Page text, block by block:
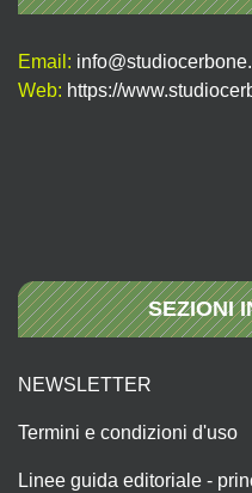
Email:
Web: https://
SEZIONI
NEWSLETTER
Termini e condizioni d'uso
Linee guida editoriale -